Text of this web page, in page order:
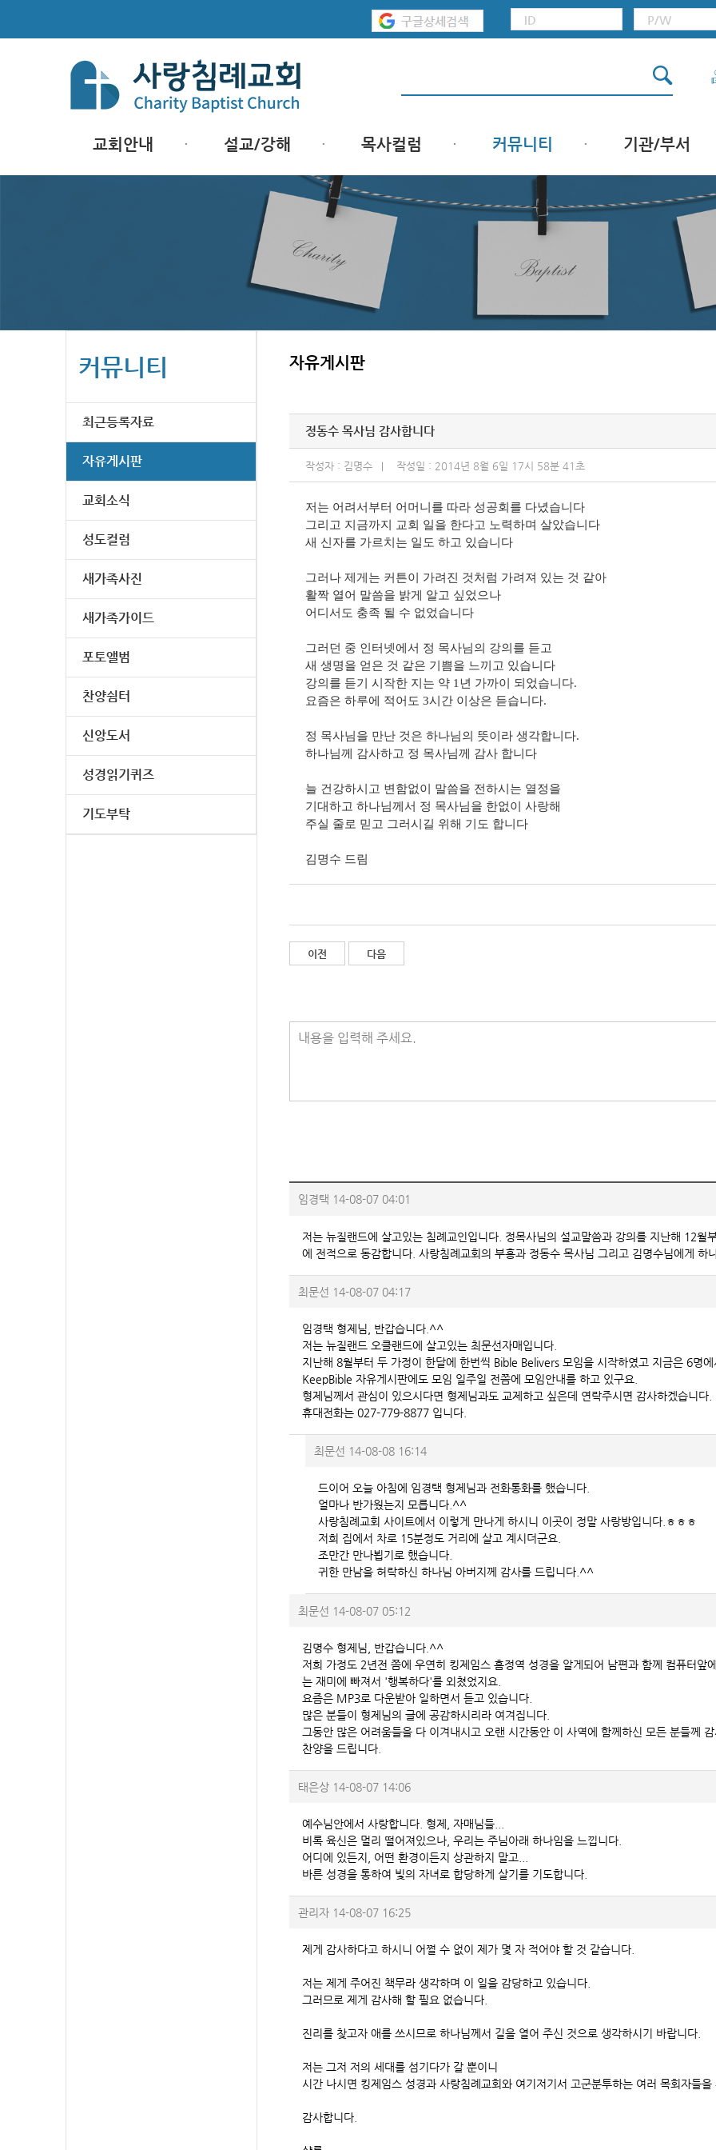
교회안내 설교/강해 목사컬럼 커뮤니티 기관/부서
커뮤니티
최근등록자료
자유게시판
교회소식
성도컬럼
새가족사진
새가족가이드
포토앨범
찬양쉼터
신앙도서
성경읽기퀴즈
기도부탁
자유게시판
정동수 목사님 감사합니다
작성자 : 김명수 작성일 : 2014년 8월 6일 17시 58분 41초
저는 어려서부터 어머니를 따라 성공회를 다녔습니다
그리고 지금까지 교회 일을 한다고 노력하며 살았습니다
새 신자를 가르치는 일도 하고 있습니다
그러나 제게는 커튼이 가려진 것처럼 가려져 있는 것 같아
활짝 열어 말씀을 밝게 알고 싶었으나
어디서도 충족 될 수 없었습니다
그러던 중 인터넷에서 정 목사님의 강의를 듣고
새 생명을 얻은 것 같은 기쁨을 느끼고 있습니다
강의를 듣기 시작한 지는 약 1년 가까이 되었습니다.
요즘은 하루에 적어도 3시간 이상은 듣습니다.
정 목사님을 만난 것은 하나님의 뜻이라 생각합니다.
하나님께 감사하고 정 목사님께 감사 합니다
늘 건강하시고 변함없이 말씀을 전하시는 열정을
기대하고 하나님께서 정 목사님을 한없이 사랑해
주실 줄로 믿고 그러시길 위해 기도 합니다
김명수 드림
이전 다음
내용을 입력해 주세요.
임경택 14-08-07 04:01
저는 뉴질랜드에 살고있는 침례교인입니다. 정목사님의 설교말씀과 강의를 지난해 12월
에 전적으로 동감합니다. 사랑침례교회의 부흥과 정동수 목사님 그리고 김명수님에게 하
최문선 14-08-07 04:17
임경택 형제님, 반갑습니다.^^
저는 뉴질랜드 오클랜드에 살고있는 최문선자매입니다.
지난해 8월부터 두 가정이 한달에 한번씩 Bible Belivers 모임을 시작하였고 지금은 6명
KeepBible 자유게시판에도 모임 일주일 전쯤에 모임안내를 하고 있구요.
형제님께서 관심이 있으시다면 형제님과도 교제하고 싶은데 연락주시면 감사하겠습니다.
휴대전화는 027-779-8877 입니다.
최문선 14-08-08 16:14
드이어 오늘 아침에 임경택 형제님과 전화통화를 했습니다.
얼마나 반가웠는지 모릅니다.^^
사랑침례교회 사이트에서 이렇게 만나게 하시니 이곳이 정말 사랑방입니다.ㅎㅎㅎ
저희 집에서 차로 15분정도 거리에 살고 계시더군요.
조만간 만나뵙기로 했습니다.
귀한 만남을 허락하신 하나님 아버지께 감사를 드립니다.^^
최문선 14-08-07 05:12
김명수 형제님, 반갑습니다.^^
저희 가정도 2년전 쯤에 우연히 킹제임스 흠정역 성경을 알게되어 남편과 함께 컴퓨터
는 재미에 빠져서 '행복하다'를 외쳤었지요.
요즘은 MP3로 다운받아 일하면서 듣고 있습니다.
많은 분들이 형제님의 글에 공감하시리라 여겨집니다.
그동안 많은 어려움들을 다 이겨내시고 오랜 시간동안 이 사역에 함께하신 모든 분들께
찬양을 드립니다.
태은상 14-08-07 14:06
예수님안에서 사랑합니다. 형제, 자매님들...
비록 육신은 멀리 떨어져있으나, 우리는 주님아래 하나임을 느낍니다.
어디에 있든지, 어떤 환경이든지 상관하지 말고...
바른 성경을 통하여 빛의 자녀로 합당하게 살기를 기도합니다.
관리자 14-08-07 16:25
제게 감사하다고 하시니 어쩔 수 없이 제가 몇 자 적어야 할 것 같습니다.
저는 제게 주어진 책무라 생각하며 이 일을 감당하고 있습니다.
그러므로 제게 감사해 할 필요 없습니다.
진리를 찾고자 애를 쓰시므로 하나님께서 길을 열어 주신 것으로 생각하시기 바랍니다.
저는 그저 저의 세대를 섬기다가 갈 뿐이니
시간 나시면 킹제임스 성경과 사랑침례교회와 여기저기서 고군분투하는 여러 목회자들
감사합니다.